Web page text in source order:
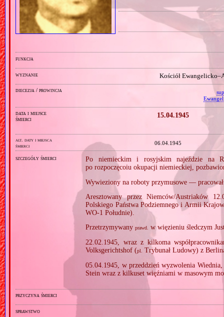
funkcja
wyznanie Kościół
diecezja / prowincja
data i miejsce
śmierci
15.04.1945
alt. daty i miejsca
śmierci
06.04.1945
szczegóły śmierci
Po niemieckim i rosyjskim najeździe na
po rozpoczęcoiu okupacji niemieckiej,
Wywieziony na roboty przymusowe —
Aresztowany przez Niemców/Austriaków
Polskiego Państwa Podziemnego i Armii
WO‐1 Południe).
Przetrzymywanyprawd. w więzieniu śledczym
22.02.1945, wraz z kilkoma
Volksgerichtshof (pl. Trybunał Ludowy) z
05.04.1945, w przeddzień wyzwolenia
Stein wraz z kilkuset więźniami w masowym
przyczyna śmierci
sprawstwo